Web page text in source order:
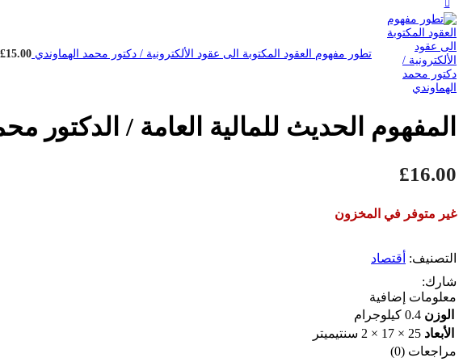
تطور مفهوم العقود المكتوبة الى عقود الألكترونية / دكتور محمد الهماوندي £15.00
المفهوم الحديث للمالية العامة / الدكتور
£16.00
غير متوفر في المخزون
التصنيف: أقتصاد
شارك:
معلومات إضافية
الوزن 0.4 كيلوجرام
الأبعاد 25 × 17 × 2 سنتيميتر
مراجعات (0)